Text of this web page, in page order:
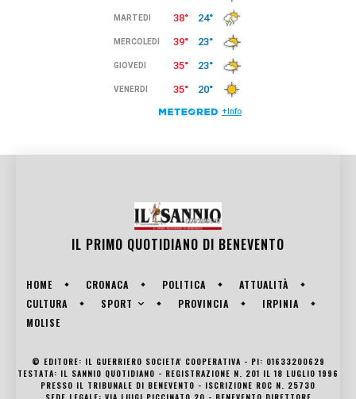
IL PRIMO QUOTIDIANO DI BENEVENTO
HOME CRONACA POLITICA
ATTUALITÀ
CULTURA
SPORT PROVINCIA
IRPINIA
MOLISE
© EDITORE: IL GUERRIERO SOCIETA' COOPERATIVA - PI: 01633200629
TESTATA: IL SANNIO QUOTIDIANO - REGISTRAZIONE N. 201 IL 18 LUGLIO 1996
PRESSO IL TRIBUNALE DI BENEVENTO - ISCRIZIONE ROC N. 25730